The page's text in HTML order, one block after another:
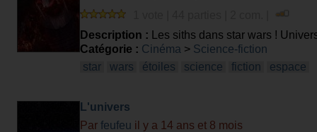
Description : Les siths dans star wars !
sont beaucoup moins ! Ne vous en faite pas
Catégorie : Cinéma > Science-fiction
star
wars étoiles science fiction espace
L'univers
Par feufeu il y a 14 ans et 8 mois